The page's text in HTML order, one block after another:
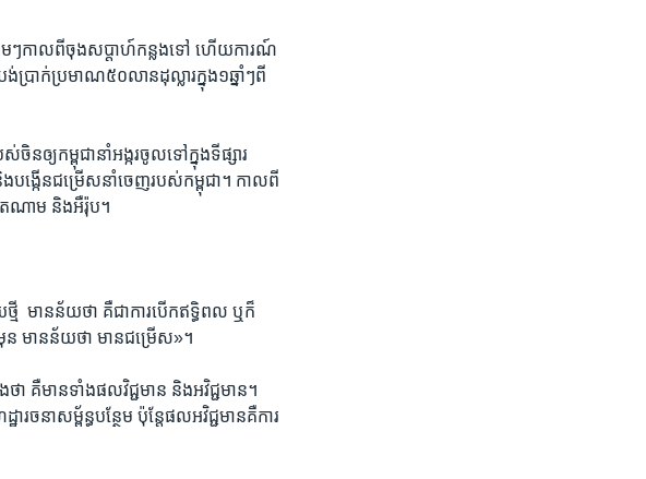
លាមៗ​កាល​ពី​ចុង​សប្តាហ៍​កន្លង​ទៅ​ ​ហើយ​ការណ៍​
ង់​ប្រាក់​ប្រមាណ៥០​លាន​ដុល្លារ​ក្នុង​១​ឆ្នាំៗពី​
ចិន​ឲ្យ​កម្ពុជា​នាំ​អង្ករ​ចូលទៅ​ក្នុង​ទីផ្សារ​
ង្កើន​ជម្រើស​នាំ​ចេញរបស់​កម្ពុជា។​ កាលពី​
តណាម​ ​និង​អឺរ៉ុប។​
មី​ ​ មាន​ន័យ​ថា​ គឺ​ជាការ​បើក​ឥទ្ធិពល ​ឬ​ក៏​
ន​ ​មាន​ន័យ​ថា ​មាន​ជម្រើស»។​
មាន​ទាំង​ផល​វិជ្ជមាន​ ​និង​អវិជ្ជមាន។
ចនាសម្ព័ន្ធ​បន្ថែម ​ប៉ុន្តែ​ផល​អវិជ្ជ​មាន​គឺ​ការ​